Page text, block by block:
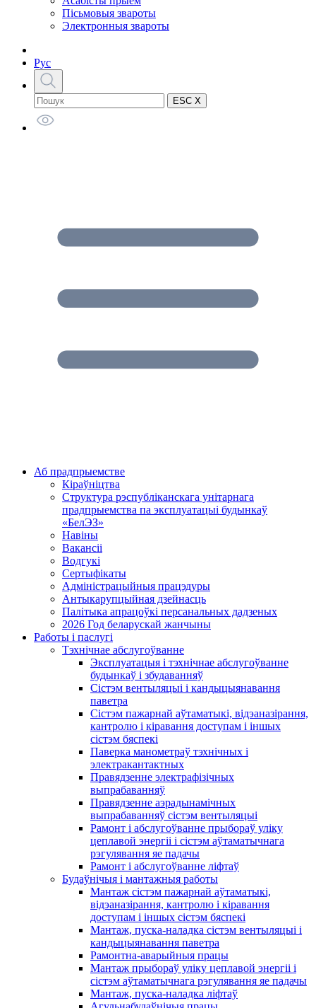
Пісьмовыя звароты
Электронныя звароты
Рус
ESC X
Аб прадпрыемстве
Кіраўніцтва
Структура рэспубліканскага унітарнага
прадпрыемства па эксплуатацыі будынкаў
«БелЭЗ»
Навіны
Вакансіі
Водгукі
Сертыфікаты
Адміністрацыйныя працэдуры
Антыкарупцыйная дзейнасць
Палітыка апрацоўкі персанальных дадзеных
2026 Год беларускай жанчыны
Работы і паслугі
Тэхнічнае абслугоўванне
Эксплуатацыя і тэхнічнае абслугоўванне
будынкаў і збудаванняў
Сістэм вентыляцыі і кандыцыянавання
паветра
Сістэм пажарнай аўтаматыкі, відэаназірання,
кантролю і кіравання доступам і іншых
сістэм бяспекі
Паверка манометраў тэхнічных і
электракантактных
Правядзенне электрафізічных
выпрабаванняў
Правядзенне аэрадынамічных
выпрабаванняў сістэм вентыляцыі
Рамонт і абслугоўванне прыбораў уліку
цеплавой энергіі і сістэм аўтаматычнага
рэгулявання яе падачы
Рамонт і абслугоўванне ліфтаў
Будаўнічыя і мантажныя работы
Мантаж сістэм пажарнай аўтаматыкі,
відэаназірання, кантролю і кіравання
доступам і іншых сістэм бяспекі
Мантаж, пуска-наладка сістэм вентыляцыі і
кандыцыянавання паветра
Рамонтна-аварыйныя працы
Мантаж прыбораў уліку цеплавой энергіі і
сістэм аўтаматычнага рэгулявання яе падачы
Мантаж, пуска-наладка ліфтаў